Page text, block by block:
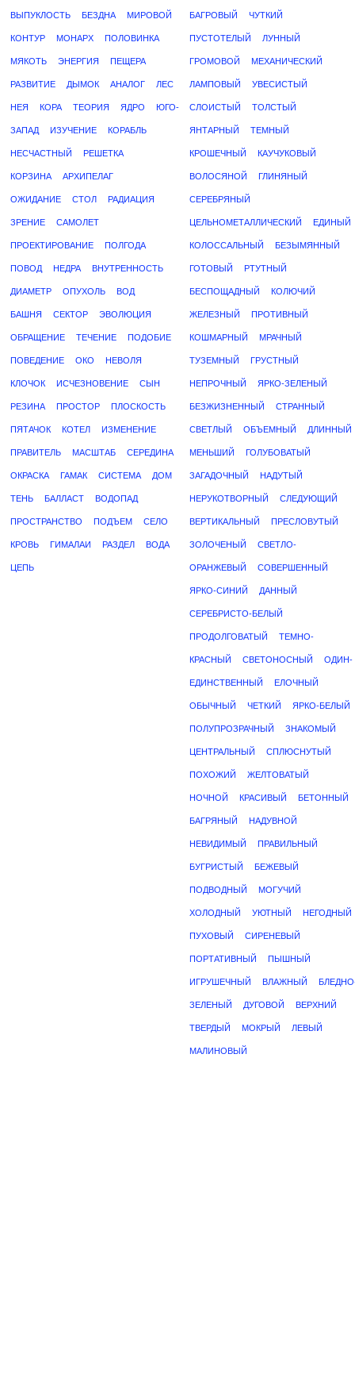
ВЫПУКЛОСТЬ БЕЗДНА МИРОВОЙ
КОНТУР МОНАРХ ПОЛОВИНКА
МЯКОТЬ ЭНЕРГИЯ ПЕЩЕРА
РАЗВИТИЕ ДЫМОК АНАЛОГ ЛЕС
НЕЯ КОРА ТЕОРИЯ ЯДРО ЮГО-
ЗАПАД ИЗУЧЕНИЕ КОРАБЛЬ
НЕСЧАСТНЫЙ РЕШЕТКА
КОРЗИНА АРХИПЕЛАГ
ОЖИДАНИЕ СТОЛ РАДИАЦИЯ
ЗРЕНИЕ САМОЛЕТ
ПРОЕКТИРОВАНИЕ ПОЛГОДА
ПОВОД НЕДРА ВНУТРЕННОСТЬ
ДИАМЕТР ОПУХОЛЬ ВОД
БАШНЯ СЕКТОР ЭВОЛЮЦИЯ
ОБРАЩЕНИЕ ТЕЧЕНИЕ ПОДОБИЕ
ПОВЕДЕНИЕ ОКО НЕВОЛЯ
КЛОЧОК ИСЧЕЗНОВЕНИЕ СЫН
РЕЗИНА ПРОСТОР ПЛОСКОСТЬ
ПЯТАЧОК КОТЕЛ ИЗМЕНЕНИЕ
ПРАВИТЕЛЬ МАСШТАБ СЕРЕДИНА
ОКРАСКА ГАМАК СИСТЕМА ДОМ
ТЕНЬ БАЛЛАСТ ВОДОПАД
ПРОСТРАНСТВО ПОДЪЕМ СЕЛО
КРОВЬ ГИМАЛАИ РАЗДЕЛ ВОДА
ЦЕПЬ
БАГРОВЫЙ ЧУТКИЙ
ПУСТОТЕЛЫЙ ЛУННЫЙ
ГРОМОВОЙ МЕХАНИЧЕСКИЙ
ЛАМПОВЫЙ УВЕСИСТЫЙ
СЛОИСТЫЙ ТОЛСТЫЙ
ЯНТАРНЫЙ ТЕМНЫЙ
КРОШЕЧНЫЙ КАУЧУКОВЫЙ
ВОЛОСЯНОЙ ГЛИНЯНЫЙ
СЕРЕБРЯНЫЙ
ЦЕЛЬНОМЕТАЛЛИЧЕСКИЙ ЕДИНЫЙ
КОЛОССАЛЬНЫЙ БЕЗЫМЯННЫЙ
ГОТОВЫЙ РТУТНЫЙ
БЕСПОЩАДНЫЙ КОЛЮЧИЙ
ЖЕЛЕЗНЫЙ ПРОТИВНЫЙ
КОШМАРНЫЙ МРАЧНЫЙ
ТУЗЕМНЫЙ ГРУСТНЫЙ
НЕПРОЧНЫЙ ЯРКО-ЗЕЛЕНЫЙ
БЕЗЖИЗНЕННЫЙ СТРАННЫЙ
СВЕТЛЫЙ ОБЪЕМНЫЙ ДЛИННЫЙ
МЕНЬШИЙ ГОЛУБОВАТЫЙ
ЗАГАДОЧНЫЙ НАДУТЫЙ
НЕРУКОТВОРНЫЙ СЛЕДУЮЩИЙ
ВЕРТИКАЛЬНЫЙ ПРЕСЛОВУТЫЙ
ЗОЛОЧЕНЫЙ СВЕТЛО-
ОРАНЖЕВЫЙ СОВЕРШЕННЫЙ
ЯРКО-СИНИЙ ДАННЫЙ
СЕРЕБРИСТО-БЕЛЫЙ
ПРОДОЛГОВАТЫЙ ТЕМНО-
КРАСНЫЙ СВЕТОНОСНЫЙ ОДИН-
ЕДИНСТВЕННЫЙ ЕЛОЧНЫЙ
ОБЫЧНЫЙ ЧЕТКИЙ ЯРКО-БЕЛЫЙ
ПОЛУПРОЗРАЧНЫЙ ЗНАКОМЫЙ
ЦЕНТРАЛЬНЫЙ СПЛЮСНУТЫЙ
ПОХОЖИЙ ЖЕЛТОВАТЫЙ
НОЧНОЙ КРАСИВЫЙ БЕТОННЫЙ
БАГРЯНЫЙ НАДУВНОЙ
НЕВИДИМЫЙ ПРАВИЛЬНЫЙ
БУГРИСТЫЙ БЕЖЕВЫЙ
ПОДВОДНЫЙ МОГУЧИЙ
ХОЛОДНЫЙ УЮТНЫЙ НЕГОДНЫЙ
ПУХОВЫЙ СИРЕНЕВЫЙ
ПОРТАТИВНЫЙ ПЫШНЫЙ
ИГРУШЕЧНЫЙ ВЛАЖНЫЙ
ЗЕЛЕНЫЙ ДУГОВОЙ ВЕРХНИЙ
ТВЕРДЫЙ МОКРЫЙ ЛЕВЫЙ
МАЛИНОВЫЙ